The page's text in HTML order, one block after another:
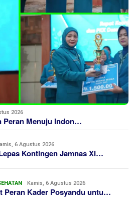
2026
Peran Menuju Indon…
6 Agustus 2026
Kontingen Jamnas XI…
Kamis, 6 Agustus 2026
Peran Kader Posyandu untu…